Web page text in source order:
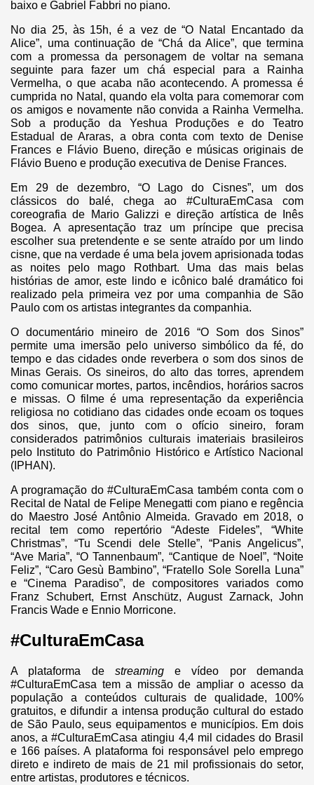
baixo e Gabriel Fabbri no piano.
No dia 25, às 15h, é a vez de “O Natal Encantado da
Alice”, uma continuação de “Chá da Alice”, que termina
com a promessa da personagem de voltar na semana
seguinte para fazer um chá especial para a Rainha
Vermelha, o que acaba não acontecendo. A promessa é
cumprida no Natal, quando ela volta para comemorar com
os amigos e novamente não convida a Rainha Vermelha.
Sob a produção da Yeshua Produções e do Teatro
Estadual de Araras, a obra conta com texto de Denise
Frances e Flávio Bueno, direção e músicas originais de
Flávio Bueno e produção executiva de Denise Frances.
Em 29 de dezembro, “O Lago do Cisnes”, um dos
clássicos do balé, chega ao #CulturaEmCasa com
coreografia de Mario Galizzi e direção artística de Inês
Bogea. A apresentação traz um príncipe que precisa
escolher sua pretendente e se sente atraído por um lindo
cisne, que na verdade é uma bela jovem aprisionada todas
as noites pelo mago Rothbart. Uma das mais belas
histórias de amor, este lindo e icônico balé dramático foi
realizado pela primeira vez por uma companhia de São
Paulo com os artistas integrantes da companhia.
O documentário mineiro de 2016 “O Som dos Sinos”
permite uma imersão pelo universo simbólico da fé, do
tempo e das cidades onde reverbera o som dos sinos de
Minas Gerais. Os sineiros, do alto das torres, aprendem
como comunicar mortes, partos, incêndios, horários sacros
e missas. O filme é uma representação da experiência
religiosa no cotidiano das cidades onde ecoam os toques
dos sinos, que, junto com o ofício sineiro, foram
considerados patrimônios culturais imateriais brasileiros
pelo Instituto do Patrimônio Histórico e Artístico Nacional
(IPHAN).
A programação do #CulturaEmCasa também conta com o
Recital de Natal de Felipe Menegatti com piano e regência
do Maestro José Antônio Almeida. Gravado em 2018, o
recital tem como repertório “Adeste Fideles”, “White
Christmas”, “Tu Scendi dele Stelle”, “Panis Angelicus”,
“Ave Maria”, “O Tannenbaum”, “Cantique de Noel”, “Noite
Feliz”, “Caro Gesù Bambino”, “Fratello Sole Sorella Luna”
e “Cinema Paradiso”, de compositores variados como
Franz Schubert, Ernst Anschütz, August Zarnack, John
Francis Wade e Ennio Morricone.
#CulturaEmCasa
A plataforma de streaminge vídeo por demanda
#CulturaEmCasa tem a missão de ampliar o acesso da
população a conteúdos culturais de qualidade, 100%
gratuitos, e difundir a intensa produção cultural do estado
de São Paulo, seus equipamentos e municípios. Em dois
anos, a #CulturaEmCasa atingiu 4,4 mil cidades do Brasil
e 166 países. A plataforma foi responsável pelo emprego
direto e indireto de mais de 21 mil profissionais do setor,
entre artistas, produtores e técnicos.